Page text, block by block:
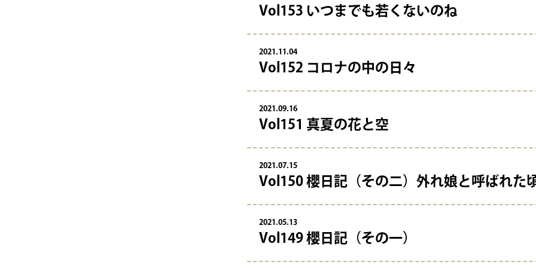
Vol153 いつまでも若くないのね
2021.11.04
Vol152 コロナの中の日々
2021.09.16
Vol151 真夏の花と空
2021.07.15
Vol150 櫻日記（その二）外れ娘と呼ばれた
2021.05.13
Vol149 櫻日記（その一）